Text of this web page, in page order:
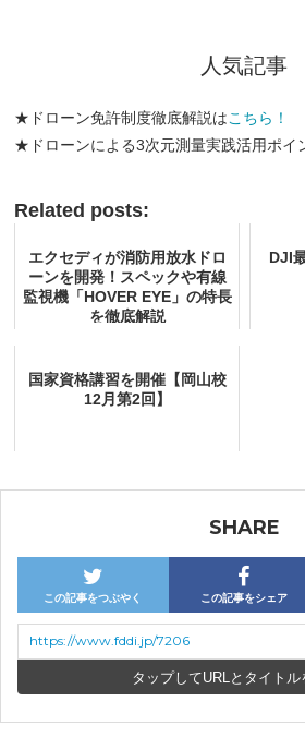
人気記事
★ドローン免許制度徹底解説はこちら！
★ドローンによる3次元測量実践活用ポイ
Related posts:
エクセディが消防用放水ドロ
ーンを開発！スペックや有線
監視機「HOVER EYE」の特長
を徹底解説
DJI
国家資格講習を開催【岡山校
12月第2回】
SHARE
この記事をつぶやく この記事をシェア
https://www.fddi.jp/7206
URLとタイトル